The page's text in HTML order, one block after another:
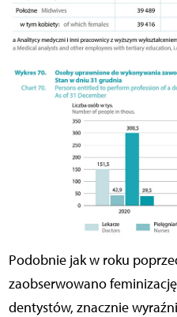
Podobnie jak w roku
zaobserwowano
dentystów, znacznie